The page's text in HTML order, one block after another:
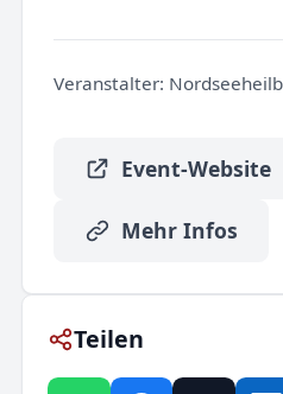
Veranstalter:
Event-Website
Mehr Infos
Teilen